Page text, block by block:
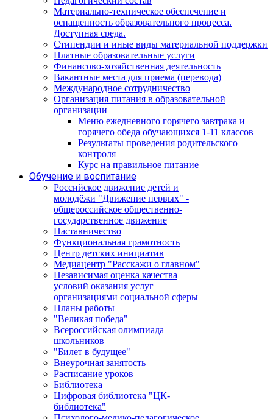
Материально-техническое обеспечение и
оснащенность образовательного процесса.
Доступная среда.
Стипендии и иные виды материальной поддержки
Платные образовательные услуги
Финансово-хозяйственная деятельность
Вакантные места для приема (перевода)
Международное сотрудничество
Организация питания в образовательной
организации
Меню ежедневного горячего завтрака и
горячего обеда обучающихся 1-11 классов
Результаты проведения родительского
контроля
Курс на правильное питание
Обучение и воспитание
Российское движение детей и
молодёжи "Движение первых" -
общероссийское общественно-
государственное движение
Наставничество
Функциональная грамотность
Центр детских инициатив
Медиацентр "Расскажи о главном"
Независимая оценка качества
условий оказания услуг
организациями социальной сферы
Планы работы
"Великая победа"
Всероссийская олимпиада
школьников
"Билет в будущее"
Внеурочная занятость
Расписание уроков
Библиотека
Цифровая библиотека "ЦК-
библиотека"